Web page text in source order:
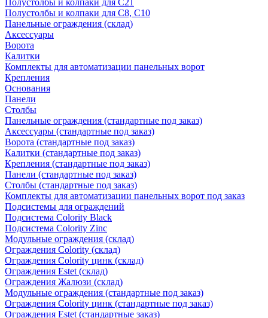
Полустолбы и колпаки для С21
Полустолбы и колпаки для С8, С10
Панельные ограждения (склад)
Аксессуары
Ворота
Калитки
Комплекты для автоматизации панельных ворот
Крепления
Основания
Панели
Столбы
Панельные ограждения (стандартные под заказ)
Аксессуары (стандартные под заказ)
Ворота (стандартные под заказ)
Калитки (стандартные под заказ)
Крепления (стандартные под заказ)
Панели (стандартные под заказ)
Столбы (стандартные под заказ)
Комплекты для автоматизации панельных ворот под заказ
Подсистемы для ограждений
Подсистема Colority Black
Подсистема Colority Zinc
Модульные ограждения (склад)
Ограждения Colority (склад)
Ограждения Colority цинк (склад)
Ограждения Estet (склад)
Ограждения Жалюзи (склад)
Модульные ограждения (стандартные под заказ)
Ограждения Colority цинк (стандартные под заказ)
Ограждения Estet (стандартные заказ)